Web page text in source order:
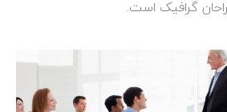
گرافیک است.